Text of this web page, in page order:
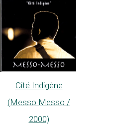
Cité Indigène
(Messo Messo /
2000)